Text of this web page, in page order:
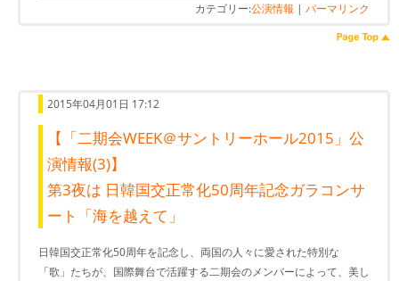
カテゴリー:公演情報 | パーマリンク
2015年04月01日 17:12
【「二期会WEEK＠サントリーホール2015」公
演情報(3)】
第3夜は 日韓国交正常化50周年記念ガラコンサ
ート「海を越えて」
日韓国交正常化50周年を記念し、両国の人々に愛された特別な
「歌」たちが、国際舞台で活躍する二期会のメンバーによって、美し